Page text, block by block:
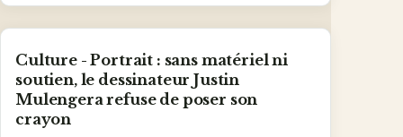
Culture - Portrait : sans matériel ni
soutien, le dessinateur Justin
Mulengera refuse de poser son
crayon